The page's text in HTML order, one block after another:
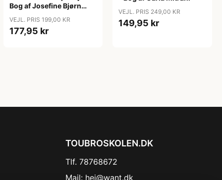
Bog af Josefine Bjørn
VEJL. PRIS 199,00 KR
177,95 kr
VEJL. PRIS 249,00 KR
149,95 kr
TOUBROSKOLEN.DK
Tlf. 78768672
Mail: hej@want.dk